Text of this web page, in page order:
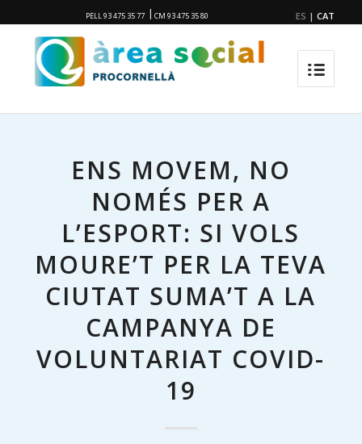
PELL 93 475 35 77 | CM 93 475 35 80 ES |CAT
ENS MOVEM, NO
NOMÉS PER A
L’ESPORT: SI VOLS
MOURE’T PER LA TEVA
CIUTAT SUMA’T A LA
CAMPANYA DE
VOLUNTARIAT COVID-
19